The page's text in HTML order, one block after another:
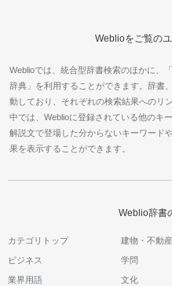
Weblioをご覧の
Weblioでは、統合型辞書検索のほかに、
辞典」を利用することができます。辞書
動しており、それぞれの検索結果へのリ
中では、Weblioに登録されている他のキ
解説文で登場した分からないキーワード
果を表示することができます。
Weblio辞書
カテゴリトップ 建物・不動産
ビジネス 学問
業界用語 文化